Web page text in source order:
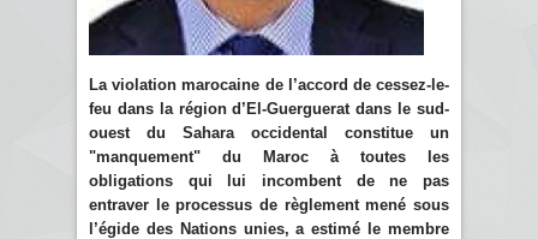
La violation marocaine de l’accord de cessez-le-
feu dans la région d’El-Guerguerat dans le sud-
ouest du Sahara occidental constitue un
"manquement" du Maroc à toutes les
obligations qui lui incombent de ne pas
entraver le processus de règlement mené sous
l’égide des Nations unies, a estimé le membre